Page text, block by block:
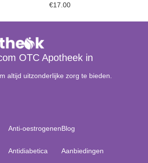
€17.00
OTC Apotheek in
altijd uitzonderlijke zorg te bieden.
Anti-oestrogenen
Antidiabetica
Blog
Aanbiedingen